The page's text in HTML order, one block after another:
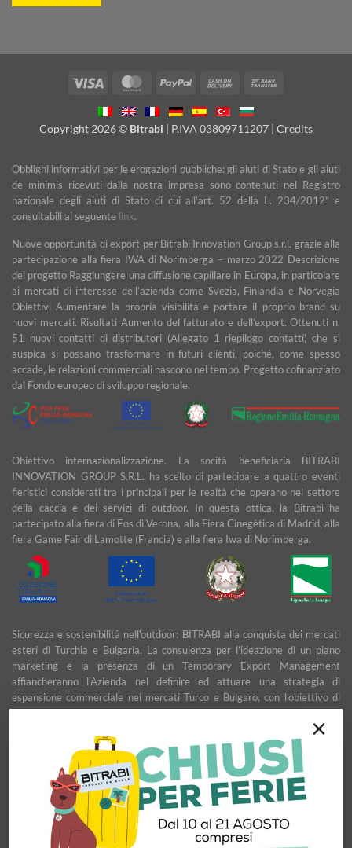
Visa MasterCardPayPal
Cash
Delivery
Copyright 2026 © Bitrabi | P.IVA 03809711207 | Credits
×
Obblighi informativi per le erogazioni pubbliche: gli aiuti di Stato e gli aiuti
de minimis ricevuti dalla nostra impresa sono contenuti nel Registro
nazionale degli aiuti di Stato di cui all’art. 52 della L. 234/2012” e
consultabili al seguente link.
Nuove opportunità di export per Bitrabi Innovation Group s.r.l. grazie alla
partecipazione alla fiera IWA di Norimberga – marzo 2022 Descrizione
del progetto Raggiungere una diffusione capillare in Europa, in particolare
ai mercati di interesse dell’azienda come Svezia, Finlandia e Norvegia
Obiettivi Aumentare la propria visibilità e portare il proprio brand su
nuovi mercati. Risultati Aumento del fatturato e dell’export. Ottenuti n.
51 nuovi contatti di distributori (Allegato 1 riepilogo contatti) che si
auspica si possano trasformare in futuri clienti, poiché, come spesso
accade, le relazioni commerciali nascono nel tempo. Progetto cofinanziato
dal Fondo europeo di sviluppo regionale.
Obiettivo internazionalizzazione. La socità beneficiaria BITRABI
INNOVATION GROUP S.R.L. ha scelto di partecipare a quattro eventi
fieristici considerati tra i principali per le realtà che operano nel settore
della caccia e dei servizi di outdoor. In questa ottica, la Bitrabì ha
partecipato alla fiera di Eos di Verona, alla Fiera Cinegètica di Madrid, alla
fiera Game Fair di Lamotte (Francia) e alla fiera Iwa di Norimberga.
Sicurezza e sostenibilità nell'outdoor: BITRABI alla conquista dei mercati
esteri di Turchia e Bulgaria. La consulenza per l’ideazione di un piano
marketing e la presenza di un Temporary Export Management
affiancheranno l’Azienda nel definire ed attuare una strategia di
espansione commerciale nei mercati Turco e Bulgaro, con l’obiettivo di
garantire uno sviluppo stabile e duraturo.